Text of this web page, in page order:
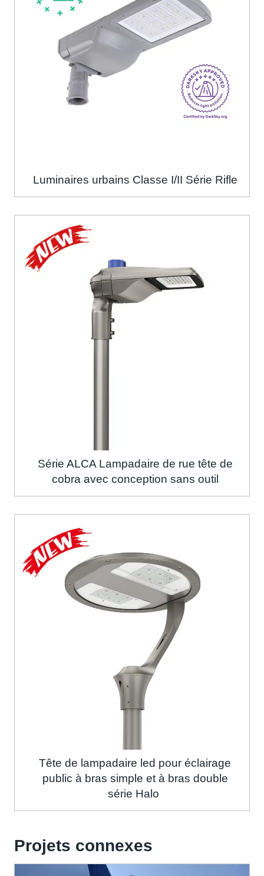
Luminaires urbains Classe I/II Série Rifle
Série ALCA Lampadaire de rue tête de
cobra avec conception sans outil
Tête de lampadaire led pour éclairage
public à bras simple et à bras double
série Halo
Projets connexes